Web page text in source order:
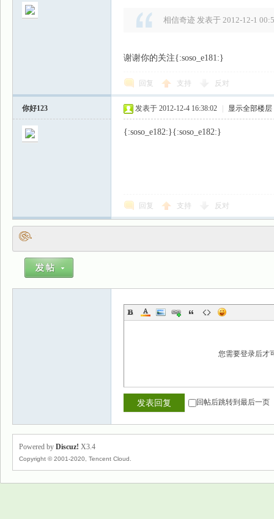
相信奇迹 发表于 2012-12-1
谢谢你的关注{:soso_e181:}
回复 支持 反对
你好123 发表于 2012-12-4 16:38:02 显示全部楼层
{:soso_e182:}{:soso_e182:}
回复 支持 反对
您需要登录后才
发表回复 回帖后跳转到最后一页
Powered by Discuz! X3.4
Copyright © 2001-2020, Tencent Cloud.